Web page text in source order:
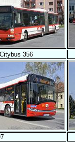
Citybus 356